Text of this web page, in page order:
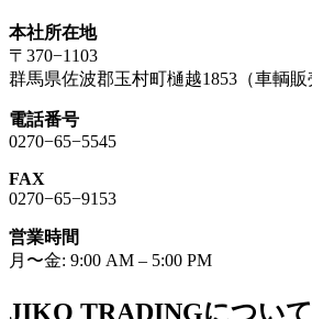
本社所在地
〒370−1103
群馬県佐波郡玉村町樋越1853（車輌販
電話番号
0270−65−5545
FAX
0270−65−9153
営業時間
月〜金: 9:00 AM – 5:00 PM
JIKO TRADINGについて